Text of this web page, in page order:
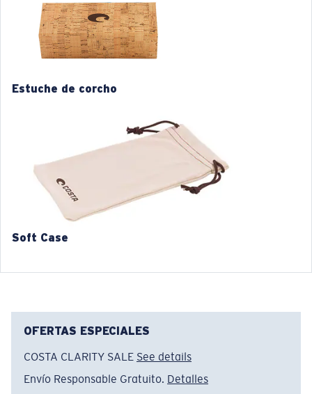
Tamaño:L
Curva base de las lentes:Base 4
M
3. Ancho del lente:
55 mm
4. Altura del lente:
43.7 mm
4. Altura del lente:
45.4 mm
5. Longitud de la patilla:
Estuche de corcho
Soft Case
OFERTAS ESPECIALES
COSTA CLARITY SALE See details
Envío Responsable Gratuito. Detalles